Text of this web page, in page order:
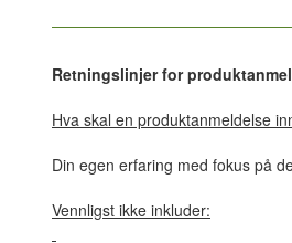
Retningslinjer for
Hva skal en produktanmeldelse
Din egen erfaring med fokus på
Vennligst ikke inkluder: